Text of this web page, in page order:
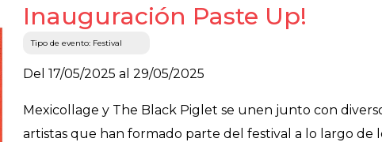
Inauguración Paste Up!
Tipo de evento: Festival
Del 17/05/2025 al 29/05/2025
Mexicollage y The Black Piglet se unen junto con
artistas que han formado parte del festival a lo largo de